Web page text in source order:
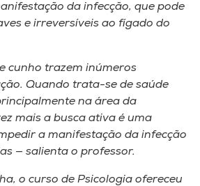
da infecção, que pode
e irreversíveis ao fígado do
cunho trazem inúmeros
Quando trata-se de saúde
na área da
mais a busca ativa é uma
a manifestação da infecção
— salienta o professor.
o curso de Psicologia ofereceu